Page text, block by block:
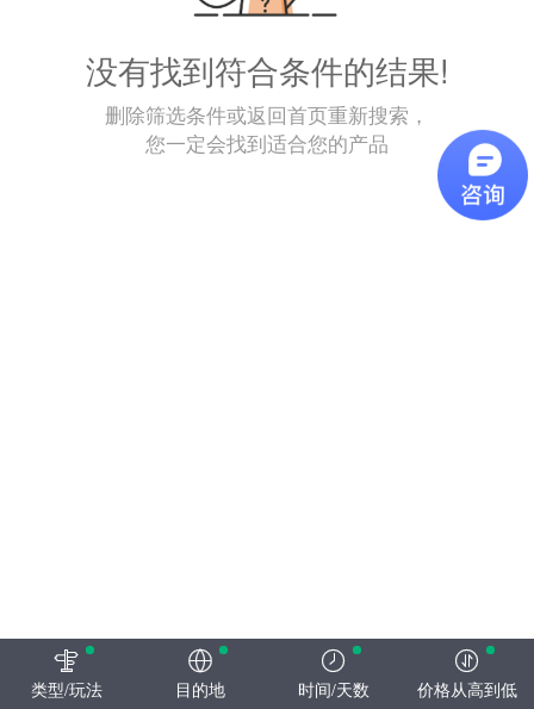
没有找到符合条件的结果!
删除筛选条件或返回首页重新搜索，
您一定会找到适合您的产品
类型/玩法 目的地 时间/天数 价格从高到低